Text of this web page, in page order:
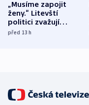
„Musíme zapojit
ženy.“ Litevští
politici zvažují
dohodu o
před 13h